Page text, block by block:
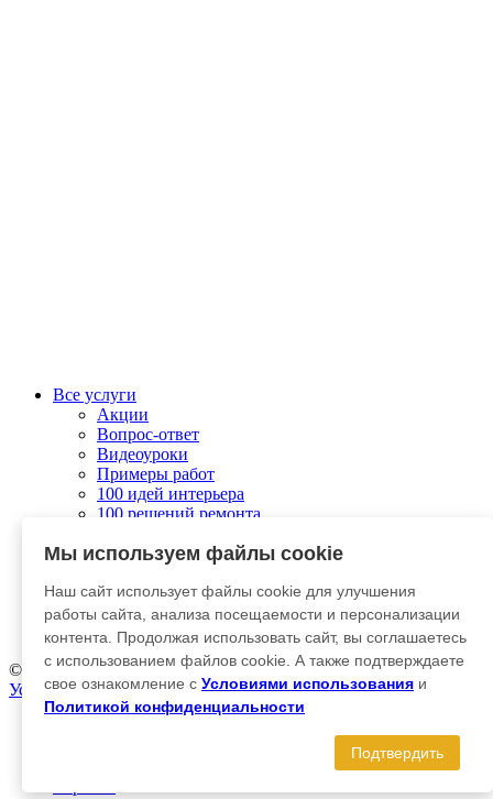
Все услуги
Акции
Вопрос-ответ
Видеоуроки
Примеры работ
100 идей интерьера
100 решений ремонта
О компании
Отправить заявку
Личный кабинет
Гарантия и возврат
© 2012-2025 Kraska-Dekor
Условия использования | Политика конфиденциальности
Мы используем файлы cookie
Наш сайт использует файлы cookie для улучшения
работы сайта, анализа посещаемости и персонализации
контента. Продолжая использовать сайт, вы соглашаетесь
с использованием файлов cookie. А также подтверждаете
свое ознакомление с Условиями использования и
Политикой конфиденциальности
Подтвердить